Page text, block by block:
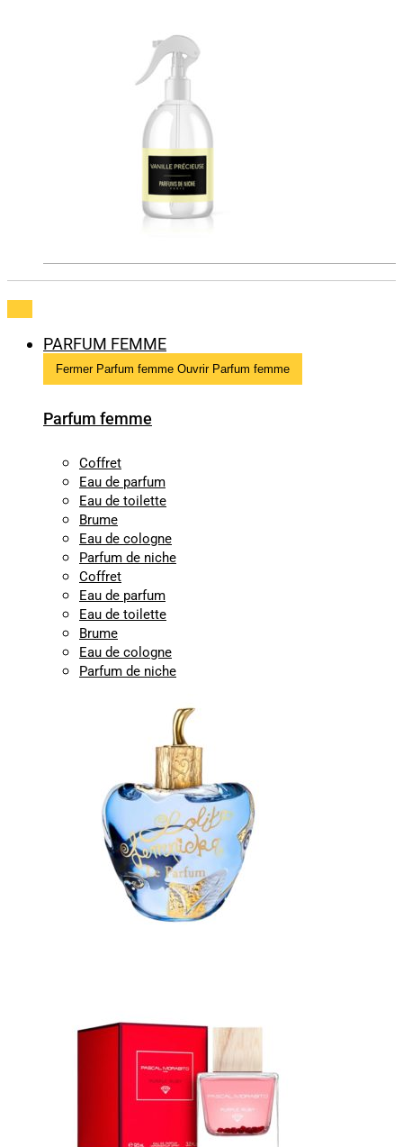
PARFUM FEMME
Fermer Parfum femme Ouvrir Parfum femme
Parfum femme
Coffret
Eau de parfum
Eau de toilette
Brume
Eau de cologne
Parfum de niche
Coffret
Eau de parfum
Eau de toilette
Brume
Eau de cologne
Parfum de niche